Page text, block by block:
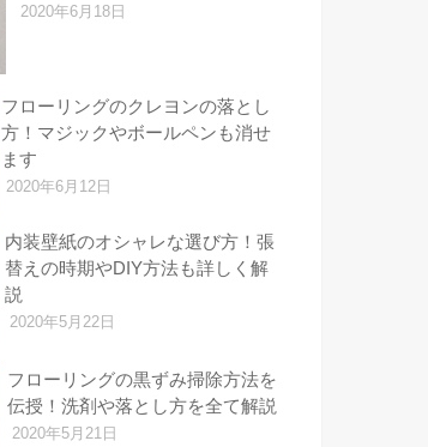
2020年6月18日
フローリングのクレヨンの落とし
方！マジックやボールペンも消せ
ます
2020年6月12日
内装壁紙のオシャレな選び方！張
替えの時期やDIY方法も詳しく解
説
2020年5月22日
フローリングの黒ずみ掃除方法を
伝授！洗剤や落とし方を全て解説
2020年5月21日